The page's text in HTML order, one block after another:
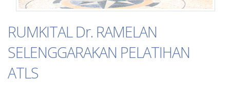
RUMKITAL Dr. RAMELAN
SELENGGARAKAN PELATIHAN
ATLS